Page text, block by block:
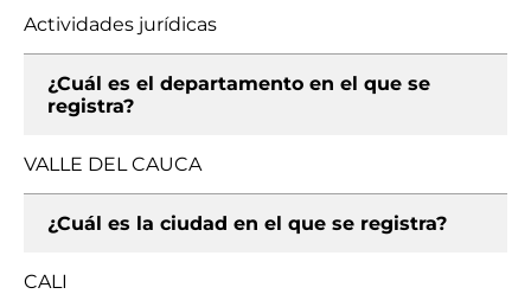
Actividades jurídicas
¿Cuál es el departamento en el que se
registra?
VALLE DEL CAUCA
¿Cuál es la ciudad en el que se registra?
CALI